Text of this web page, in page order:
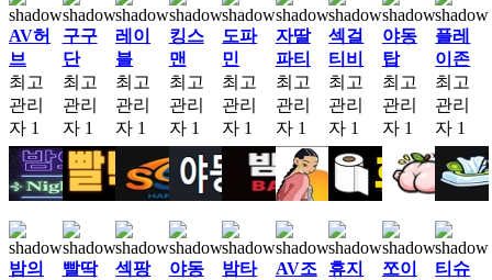
AV허
브
최고
관리
자 1
구구
단
최고
관리
자 1
레이
블
최고
관리
자 1
킹스
맨
최고
관리
자 1
도파
민
최고
관리
자 1
자딸
파티
최고
관리
자 1
섹걸
티비
최고
관리
자 1
야동
탑
최고
관리
자 1
플레
이존
최고
관리
자 1
밤의
빨딱
섹팡
야동
밤타
AV조
휴지
쪼이
티슈